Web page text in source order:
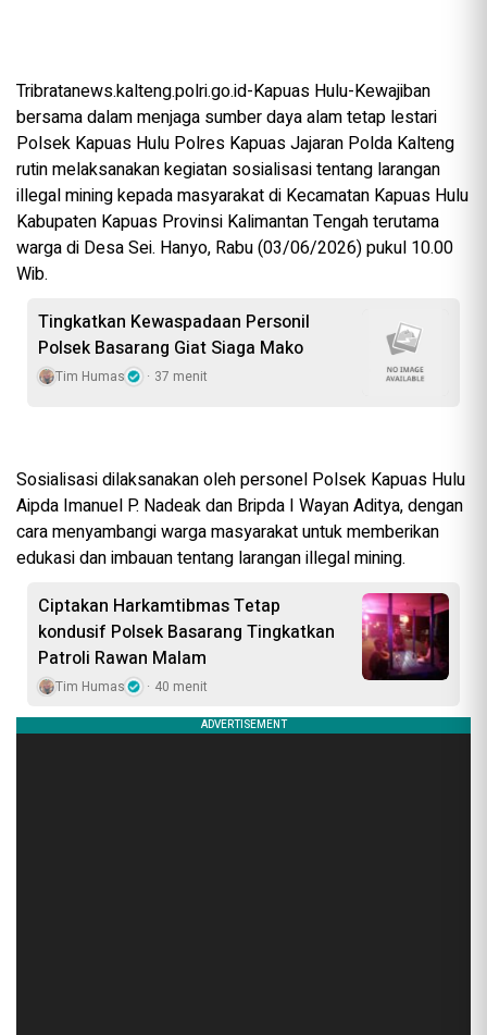
Tribratanews.kalteng.polri.go.id-Kapuas Hulu-Kewajiban
bersama dalam menjaga sumber daya alam tetap lestari
Polsek Kapuas Hulu Polres Kapuas Jajaran Polda Kalteng
rutin melaksanakan kegiatan sosialisasi tentang larangan
illegal mining kepada masyarakat di Kecamatan Kapuas Hulu
Kabupaten Kapuas Provinsi Kalimantan Tengah terutama
warga di Desa Sei. Hanyo, Rabu (03/06/2026) pukul 10.00
Wib.
Tingkatkan Kewaspadaan Personil
Polsek Basarang Giat Siaga Mako
Tim Humas 37 menit
Sosialisasi dilaksanakan oleh personel Polsek Kapuas Hulu
Aipda Imanuel P. Nadeak dan Bripda I Wayan Aditya, dengan
cara menyambangi warga masyarakat untuk memberikan
edukasi dan imbauan tentang larangan illegal mining.
Ciptakan Harkamtibmas Tetap
kondusif Polsek Basarang Tingkatkan
Patroli Rawan Malam
Tim Humas 40 menit